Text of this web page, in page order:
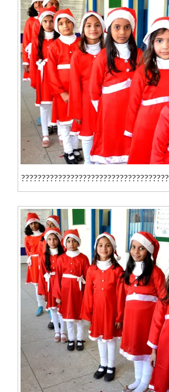
????????????????????????????????????